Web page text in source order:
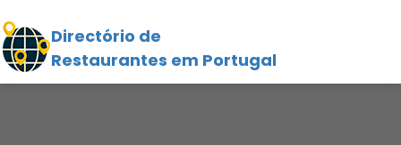
Directório de
Restaurantes em Portugal